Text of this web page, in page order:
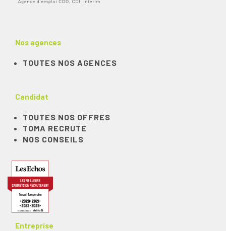
Nos agences
TOUTES NOS AGENCES
Candidat
TOUTES NOS OFFRES
TOMA RECRUTE
NOS CONSEILS
Entreprise